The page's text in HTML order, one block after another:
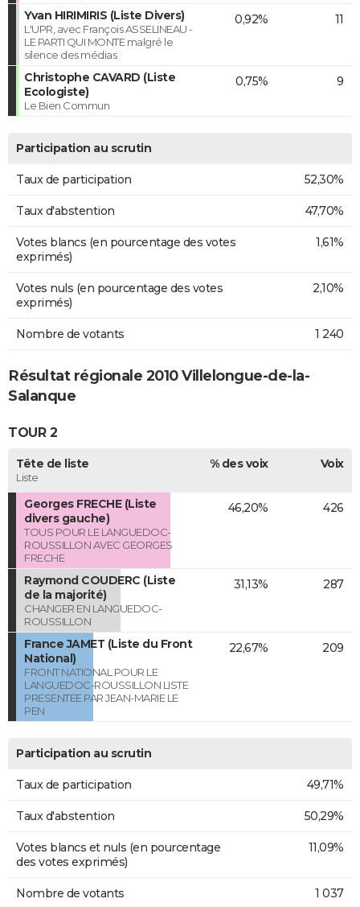
Yvan HIRIMIRIS (Liste Divers)
L'UPR, avec François ASSELINEAU -
LE PARTI QUI MONTE malgré le
silence des médias
0,92% 11
Christophe CAVARD (Liste
Ecologiste)
Le Bien Commun
0,75% 9
Participation au scrutin
Taux de participation 52,30%
Taux d'abstention 47,70%
Votes blancs (en pourcentage des votes
exprimés)
1,61%
Votes nuls (en pourcentage des votes
exprimés)
2,10%
Nombre de votants 1 240
Résultat régionale 2010 Villelongue-de-la-
Salanque
TOUR 2
Tête de liste
Liste
% des voix Voix
Georges FRECHE (Liste
divers gauche)
TOUS POUR LE LANGUEDOC-
ROUSSILLON AVEC GEORGES
FRECHE
46,20% 426
Raymond COUDERC (Liste
de la majorité)
CHANGER EN LANGUEDOC-
ROUSSILLON
31,13% 287
France JAMET (Liste du Front
National)
FRONT NATIONAL POUR LE
LANGUEDOC-ROUSSILLON LISTE
PRESENTEE PAR JEAN-MARIE LE
PEN
22,67% 209
Participation au scrutin
Taux de participation 49,71%
Taux d'abstention 50,29%
Votes blancs et nuls (en pourcentage
des votes exprimés)
11,09%
Nombre de votants 1 037